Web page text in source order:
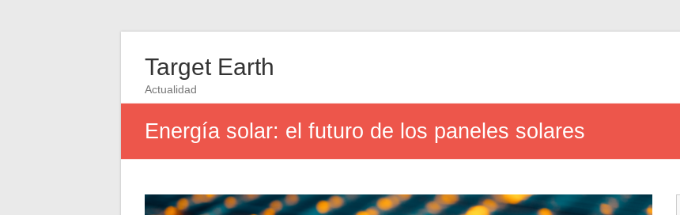
Target Earth
Actualidad
Energía solar: el futuro de los paneles solares